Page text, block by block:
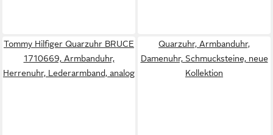
Tommy Hilfiger Quarzuhr BRUCE
1710669, Armbanduhr,
Herrenuhr, Lederarmband, analog
Quarzuhr, Armbanduhr,
Damenuhr, Schmucksteine, neue
Kollektion